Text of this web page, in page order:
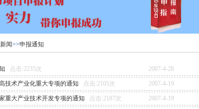
闻>>申报通知
点击:2235次 2007-4-28
技术产业化重大专项的通知 点击:2105次 2007-4-19
重大产业技术开发专项的通知 点击:2187次 2007-4-19